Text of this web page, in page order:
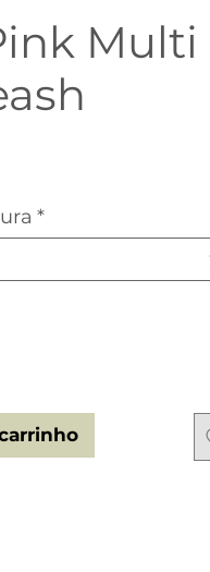
Multi
*